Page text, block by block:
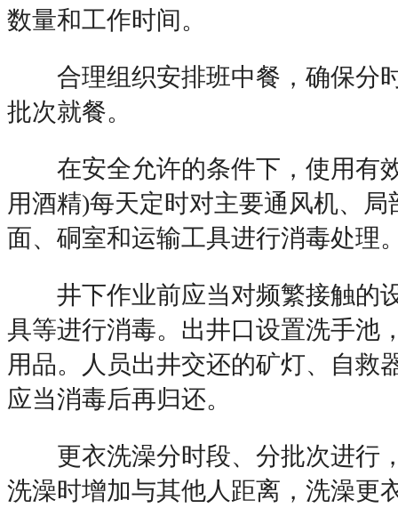
数量和工作时间。
合理组织安排班中餐，确保分
批次就餐。
在安全允许的条件下，使用有
用酒精)每天定时对主要通风机、
面、硐室和运输工具进行消毒处理
井下作业前应当对频繁接触的
具等进行消毒。出井口设置洗手池
用品。人员出井交还的矿灯、自救
应当消毒后再归还。
更衣洗澡分时段、分批次进行
洗澡时增加与其他人距离，洗澡更